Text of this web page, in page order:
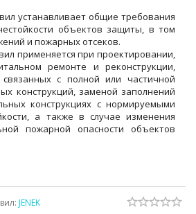
устанавливает общие требования
объектов защиты, в том
и пожарных отсеков.
применяется при проектировании,
ремонте и реконструкции,
с полной или частичной
конструкций, заменой заполнений
конструкциях с нормируемыми
а также в случае изменения
пожарной опасности объектов
: JENEK